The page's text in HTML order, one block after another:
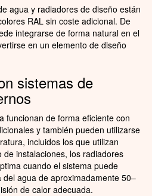
agua y radiadores de diseño están
RAL sin coste adicional. De
integrarse de forma natural en el
en un elemento de diseño
sistemas de
funcionan de forma eficiente con
y también pueden utilizarse
incluidos los que utilizan
instalaciones, los radiadores
cuando el sistema puede
agua de aproximadamente 50–
de calor adecuada.